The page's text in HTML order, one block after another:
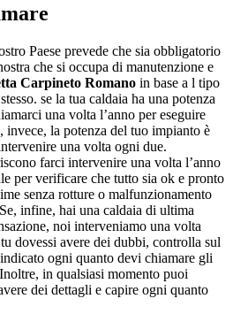
Paese prevede che sia obbligatorio
che si occupa di manutenzione e
Carpineto Romano in base a l tipo
se la tua caldaia ha una potenza
una volta l’anno per eseguire
la potenza del tuo impianto è
una volta ogni due.
farci intervenire una volta l’anno
per verificare che tutto sia ok e pronto
senza rotture o malfunzionamento
infine, hai una caldaia di ultima
noi interveniamo una volta
dovessi avere dei dubbi, controlla sul
ogni quanto devi chiamare gli
in qualsiasi momento puoi
dei dettagli e capire ogni quanto